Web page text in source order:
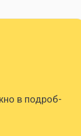
в подроб­